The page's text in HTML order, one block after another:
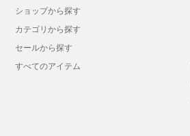
ショップから探す
カテゴリから探す
セールから探す
すべてのアイテム